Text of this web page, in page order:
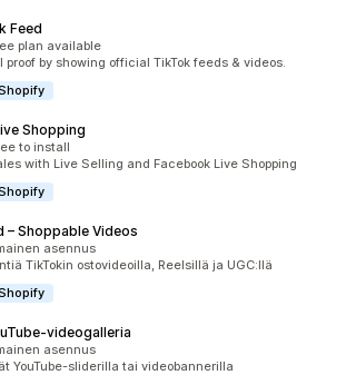
Feed
yhteensä
plan available
proof by showing official TikTok feeds & videos.
Shopping
yhteensä
to install
with Live Selling and Facebook Live Shopping
– Shoppable Videos
yhteensäasennus
TikTokin ostovideoilla, Reelsillä ja UGC:llä
yhteensäasennus
YouTube-sliderilla tai videobannerilla